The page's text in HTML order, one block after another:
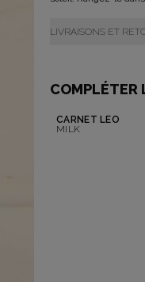
LIVRAISONS ET
COMPLÉTER
CARNET LÉO
MILK